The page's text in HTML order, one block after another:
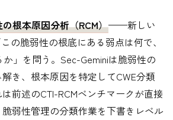
根本原因分析（RCM）——新しい
の脆弱性の根底にある弱点は何で、
」を問う。Sec-Geminiは脆弱性の
き、根本原因を特定してCWE分類
前述のCTI-RCMベンチマークが直接
弱性管理の分類作業を下書きレベル